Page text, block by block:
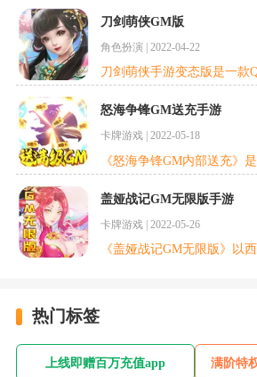
刀剑萌侠GM版
角色扮演 | 2022-04-22
怒海争锋GM送充手游
卡牌游戏 2022-05-18
盖娅战记GM无限版手游
卡牌游戏 | 2022-05-26
热门标签
上线即赠百万充值app 满阶特